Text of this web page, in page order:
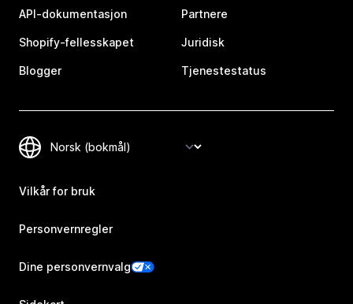
API-dokumentasjon
Shopify-fellesskapet
Blogger
Partnere
Juridisk
Tjenestestatus
Vilkår for bruk
Personvernregler
Dine personvernvalg